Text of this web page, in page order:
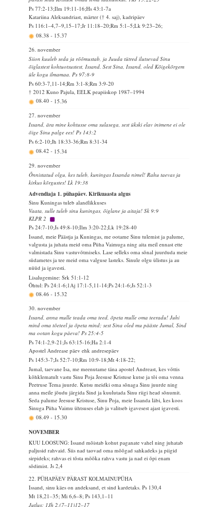
Ps 77:2-13;Ilm 19:11-16;Hs 43:1-7a
Katariina Aleksandriast, märter († 4. saj), kadripäev
Ps 116:1–4,7–9,15–17;Jr 11:18–20;Rm 5:1–5;Lk 9:23–26;
08.38 - 15.37
26. november
Siion kuuleb seda ja rõõmustab, ja Juuda tütred ilutsevad Sinu
õiglastest kohtuotsustest, Issand. Sest Sina, Issand, oled Kõigekõrgem
üle kogu ilmamaa. Ps 97:8-9
Ps 60:3-7,11-14;Rm 3:1-8;Rm 3:9-20
† 2012 Kuno Pajula, EELK peapiiskop 1987–1994
08.40 - 15.36
27. november
Issand, ära mine kohtusse oma sulasega, sest ükski elav inimene ei ole
õige Sinu palge ees! Ps 143:2
Ps 6:2-10;Jh 18:33-36;Rm 8:31-34
08.42 - 15.34
29. november
Õnnistatud olgu, kes tuleb, kuningas Issanda nimel! Rahu taevas ja
kirkus kõrgustes! Lk 19:38
Advendiaja 1. pühapäev. Kirikuaasta algus
Sinu Kuningas tuleb alandlikkuses
Vaata, sulle tuleb sinu kuningas, õiglane ja aitaja! Sk 9:9
KLPR 2
Ps 24:7-10;Js 49:8-10;Ilm 3:20-22;Lk 19:28-40
Issand, meie Päästja ja Kuningas, me ootame Sinu tulemist ja palume,
valgusta ja juhata meid oma Püha Vaimuga ning aita meil ennast ette
valmistada Sinu vastuvõtmiseks. Lase selleks oma sõnal juurduda meie
südametes ja tee meid oma valguse lasteks. Sinule olgu ülistus ja au
nüüd ja igavesti.
Lisalugemine: Srk 51:1-12
Õhtul: Ps 24:1-6;1Aj 17:1-5,11-14;Ps 24:1-6;Js 52:1-3
08.46 - 15.32
30. november
Issand, anna mulle teada oma teed, õpeta mulle oma teeradu! Juhi
mind oma tõeteel ja õpeta mind; sest Sina oled mu pääste Jumal, Sind
ma ootan kogu päeva! Ps 25:4-5
Ps 74:1-2,9-21;Js 63:15-16;Ha 2:1-4
Apostel Andrease päev ehk andresepäev
Ps 145:3-7;Js 52:7-10;Rm 10:9-18;Mt 4:18-22;
Jumal, taevane Isa, me meenutame täna apostel Andreast, kes võttis
kõhklematult vastu Sinu Poja Jeesuse Kristuse kutse ja tõi oma venna
Peetruse Tema juurde. Kutsu meidki oma sõnaga Sinu juurde ning
anna meile jõudu järgida Sind ja kuulutada Sinu riigi head sõnumit.
Seda palume Jeesuse Kristuse, Sinu Poja, meie Issanda läbi, kes koos
Sinuga Püha Vaimu ühtsuses elab ja valitseb igavesest ajast igavesti.
08.49 - 15.30
NOVEMBER
KUU LOOSUNG: Issand mõistab kohut paganate vahel ning juhatab
paljusid rahvaid. Siis nad taovad oma mõõgad sahkadeks ja piigid
sirpideks; rahvas ei tõsta mõõka rahva vastu ja nad ei õpi enam
sõdimist.Js 2,4
22. PÜHAPÄEV PÄRAST KOLMAINUPÜHA
Issand, sinu käes on andeksand, et sind kardetaks.Ps 130,4
Mt 18,21–35; Mi 6,6–8; Ps 143,1–11
Jutlus: 1Jh 2,(7–11)12–17